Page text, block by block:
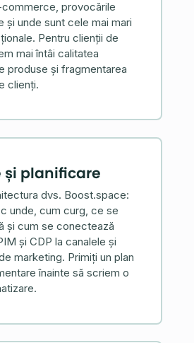
provocările
și unde sunt cele mai mari
Pentru clienții de
mai întâi calitatea
produse și fragmentarea
clienți.
și planificare
dvs. Boost.space:
unde, cum curg, ce se
și cum se conectează
și CDP la canalele și
marketing. Primiți un plan
înainte să scriem o